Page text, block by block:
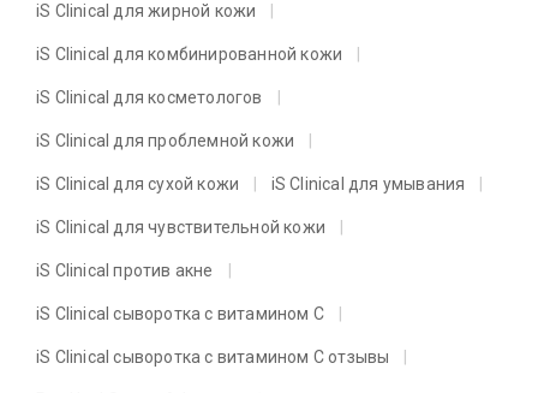
iS Clinical для жирной кожи
iS Clinical для комбинированной кожи
iS Clinical для косметологов
iS Clinical для проблемной кожи
iS Clinical для сухой кожи iS Clinical для умывания
iS Clinical для чувствительной кожи
iS Clinical против акне
iS Clinical сыворотка с витамином C
iS Clinical сыворотка с витамином C отзывы